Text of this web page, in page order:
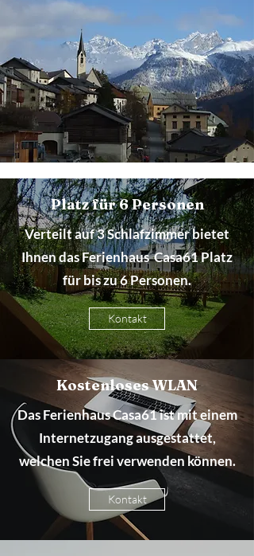
Platz für 6 Personen
Verteilt auf 3 Schlafzimmer bietet
Ihnen das Ferienhaus Casa61 Platz
für bis zu 6 Personen.
Kontakt
Kostenloses WLAN
Das Ferienhaus Casa61 ist mit einem
Internetzugang ausgestattet,
welchen Sie frei verwenden können.
Kontakt